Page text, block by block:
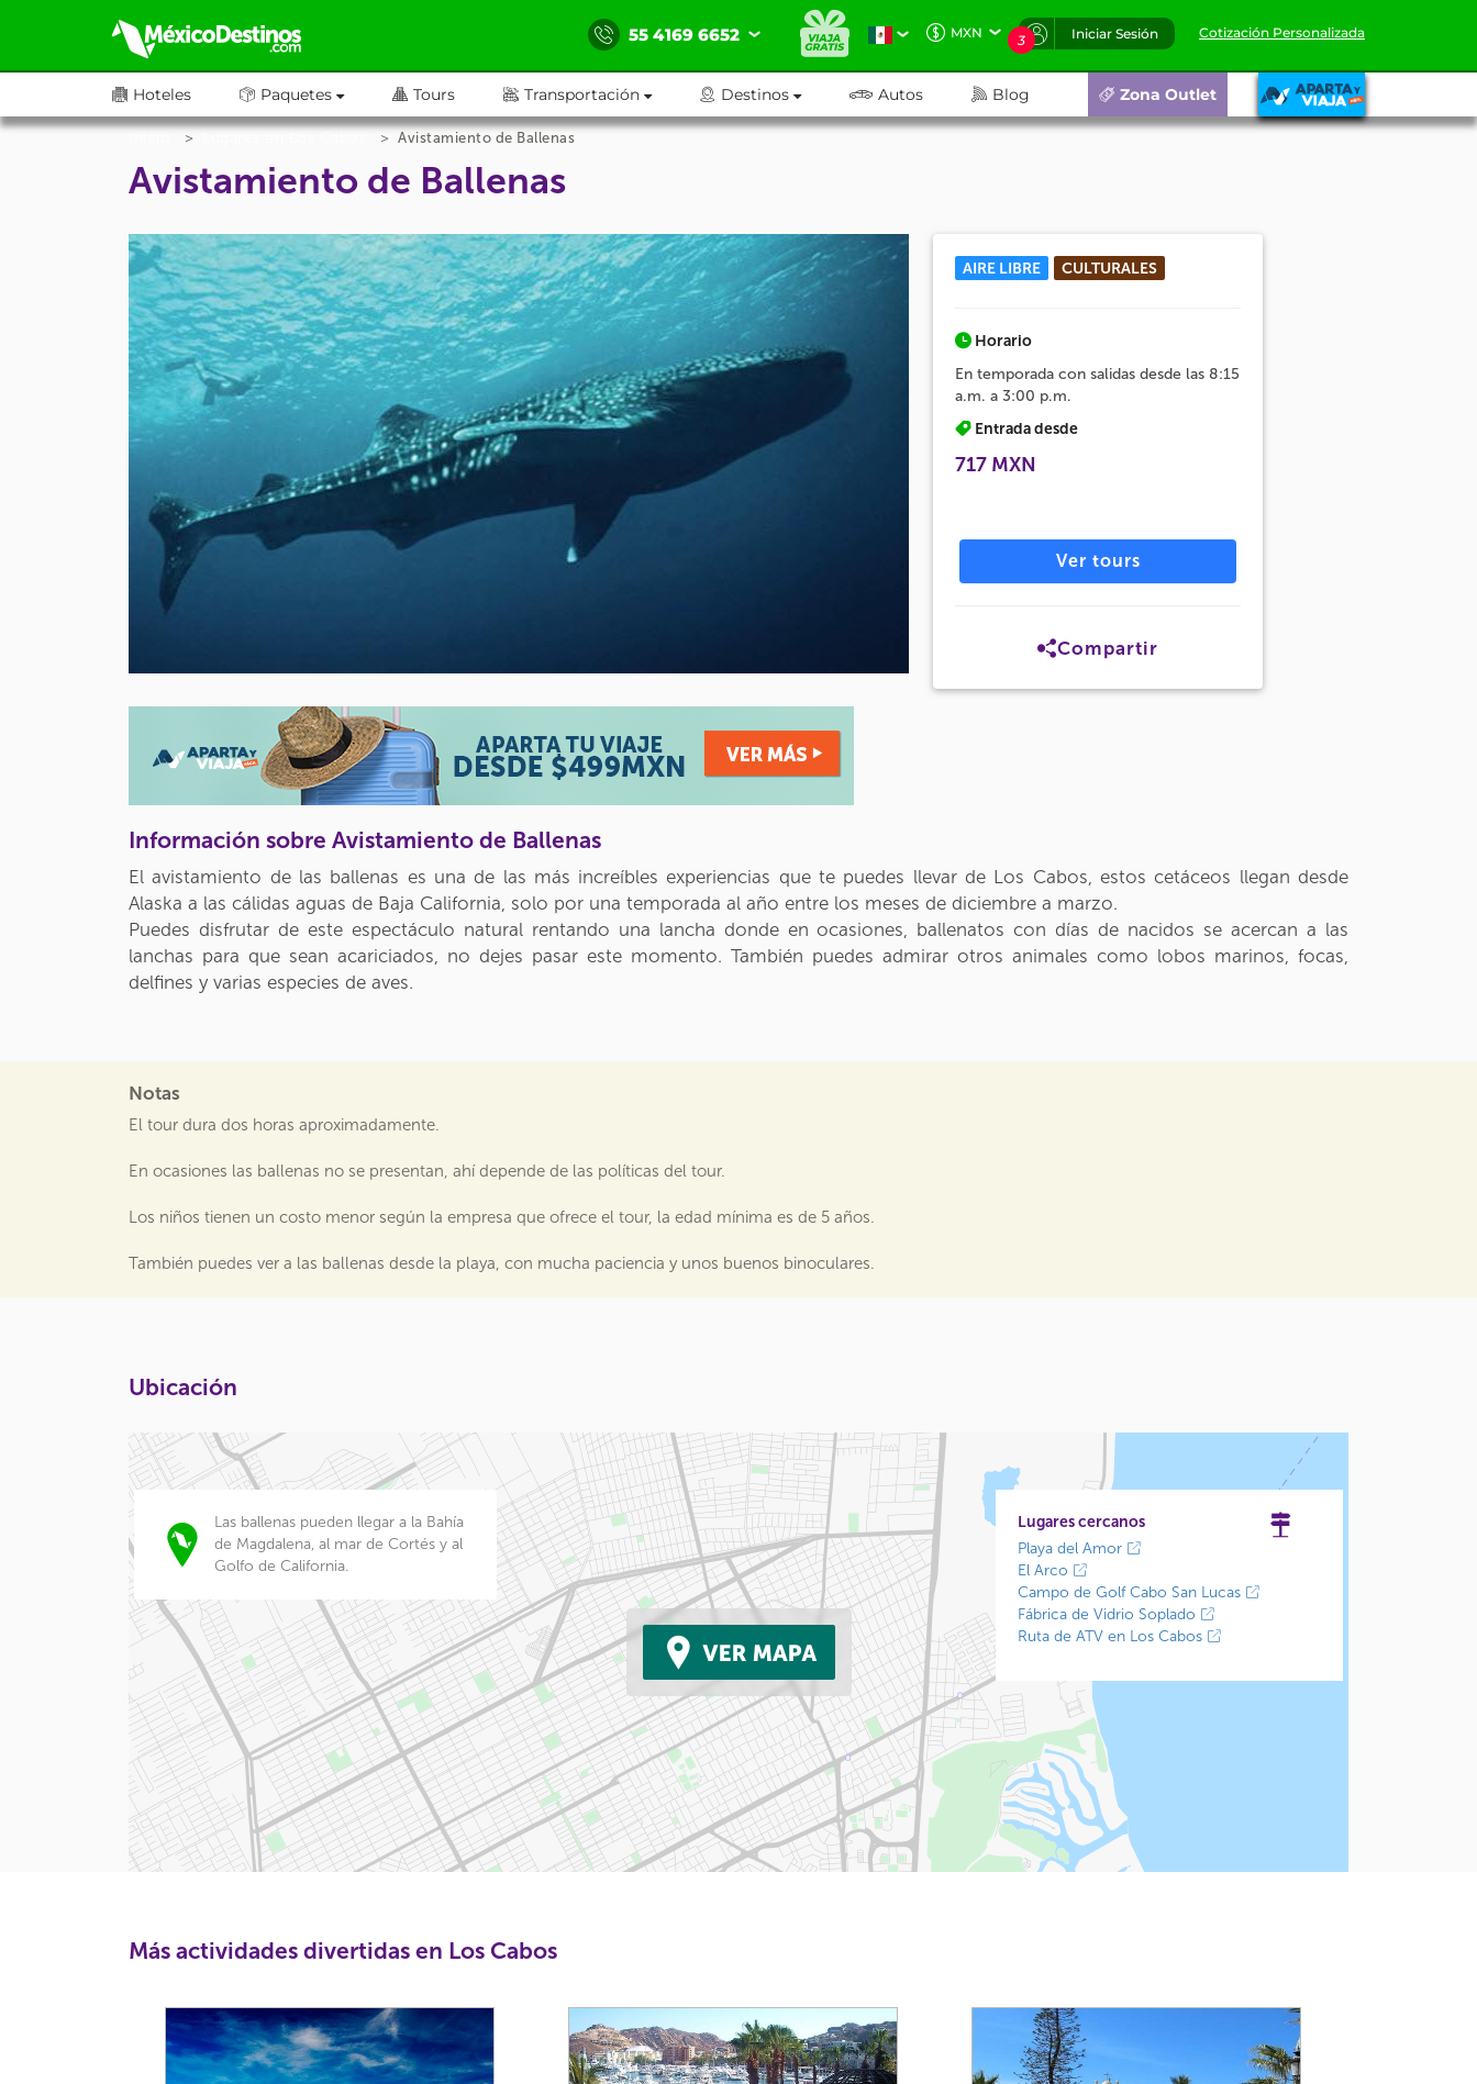
55 4169 6652 MXN 3 Iniciar Sesión Cotización Personalizada
Hoteles Paquetes Tours Transportación Destinos Autos Blog Zona Outlet
Avistamiento de Ballenas
Avistamiento de Ballenas
AIRE LIBRE CULTURALES
Horario
En temporada con salidas desde las 8:15
a.m. a 3:00 p.m.
Entrada desde
717 MXN
Ver tours
Compartir
Información sobre Avistamiento de Ballenas
El avistamiento de las ballenas es una de las más increíbles experiencias que te puedes llevar de Los Cabos, estos cetáceos llegan desde
Alaska a las cálidas aguas de Baja California, solo por una temporada al año entre los meses de diciembre a marzo.
Puedes disfrutar de este espectáculo natural rentando una lancha donde en ocasiones, ballenatos con días de nacidos se acercan a las
lanchas para que sean acariciados, no dejes pasar este momento. También puedes admirar otros animales como lobos marinos, focas,
delfines y varias especies de aves.
Notas
El tour dura dos horas aproximadamente.
En ocasiones las ballenas no se presentan, ahí depende de las políticas del tour.
Los niños tienen un costo menor según la empresa que ofrece el tour, la edad mínima es de 5 años.
También puedes ver a las ballenas desde la playa, con mucha paciencia y unos buenos binoculares.
Ubicación
Las ballenas pueden llegar a la Bahía
de Magdalena, al mar de Cortés y al
Golfo de California.
Lugares cercanos
Playa del Amor
El Arco
Campo de Golf Cabo San Lucas
Fábrica de Vidrio Soplado
Ruta de ATV en Los Cabos
Más actividades divertidas en Los Cabos